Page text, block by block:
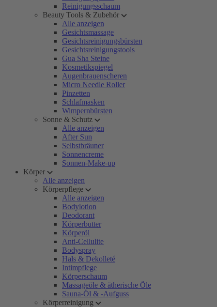
Reinigungsschaum
Beauty Tools & Zubehör
Alle anzeigen
Gesichtsmassage
Gesichtsreinigungsbürsten
Gesichtsreinigungstools
Gua Sha Steine
Kosmetikspiegel
Augenbrauenscheren
Micro Needle Roller
Pinzetten
Schlafmasken
Wimpernbürsten
Sonne & Schutz
Alle anzeigen
After Sun
Selbstbräuner
Sonnencreme
Sonnen-Make-up
Körper
Alle anzeigen
Körperpflege
Alle anzeigen
Bodylotion
Deodorant
Körperbutter
Körperöl
Anti-Cellulite
Bodyspray
Hals & Dekolleté
Intimpflege
Körperschaum
Massageöle & ätherische Öle
Sauna-Öl & -Aufguss
Körperreinigung